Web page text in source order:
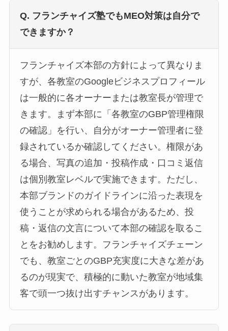
Q. フランチャイズ塾でもMEO対策は自分で
できますか？
フランチャイズ本部の方針によって異なりま
すが、各教室のGoogleビジネスプロフィール
は一般的に各オーナーまたは教室長が管理で
きます。まず本部に「各教室のGBP管理権限
の確認」を行い、自分がオーナー管理者に登
録されているか確認してください。権限があ
る場合、写真の追加・投稿作成・口コミ返信
は個別教室レベルで実施できます。ただし、
本部ブランドのガイドラインに沿った表現を
使うことが求められる場合があるため、投
稿・返信の文言について本部の確認を取るこ
とをお勧めします。フランチャイズチェーン
でも、教室ごとのGBP充実度に大きな差があ
るのが現実で、積極的に動いた教室が地域集
客で頭一つ抜け出すチャンスがあります。